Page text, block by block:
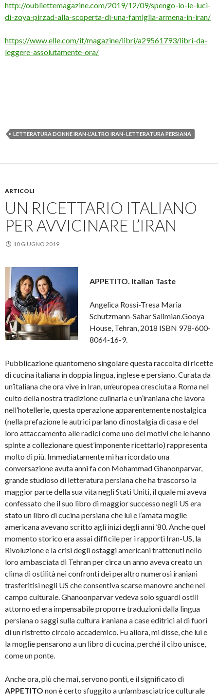
http://oubliettemagazine.com/2019/12/09/spengo-io-le-luci-
di-zoya-pirzad-alla-scoperta-di-una-famiglia-armena-in-iran/
https://www.elle.com/it/magazine/libri/a29561793/libri-da-
leggere-assolutamente-ora/
LETTERATURA DONNE IRAN-L'ALTRO IRAN- LETTERATURA PERSIANA
ARTICOLI
UN RICETTARIO ITALIANO
PER AVVICINARE L’IRAN
10 GIUGNO 2019
APPETITO. Italian Taste
Angelica Rossi-Tresa Maria
Schutzmann-Sahar Salimian.Gooya
House, Tehran, 2018 ISBN 978-600-
8064-16-9.
Pubblicazione quantomeno singolare questa raccolta di ricette
di cucina italiana in doppia lingua, inglese e persiano. Curata da
un’italiana che ora vive in Iran, un’europea cresciuta a Roma nel
culto della nostra tradizione culinaria e un’iraniana che lavora
nell’hotellerie, questa operazione apparentemente nostalgica
(nella prefazione le autrici parlano di nostalgia di casa e del
loro attaccamento alle radici come uno dei motivi che le hanno
spinte a collezionare quest’imponente ricettario) rappresenta
molto di più. Immediatamente mi ha ricordato una
conversazione avuta anni fa con Mohammad Ghanonparvar,
grande studioso di letteratura persiana che ha trascorso la
maggior parte della sua vita negli Stati Uniti, il quale mi aveva
confessato che il suo libro di maggior successo negli US era
stato un libro di cucina persiana che lui e l’amata moglie
americana avevano scritto agli inizi degli anni ’80. Anche quel
momento storico era assai difficile per i rapporti Iran-US, la
Rivoluzione e la crisi degli ostaggi americani trattenuti nello
loro ambasciata di Tehran per circa un anno aveva creato un
clima di ostilità nei confronti dei peraltro numerosi iraniani
trasferitisi negli US che consentiva scarse manovre anche nel
campo culturale. Ghanoonparvar vedeva solo sguardi ostili
attorno ed era impensabile proporre traduzioni dalla lingua
persiana o saggi sulla cultura iraniana a case editrici al di fuori
di un ristretto circolo accademico. Fu allora, mi disse, che lui e
la moglie pensarono a un libro di cucina, perché il cibo unisce,
come un ponte.
Anche ora, più che mai, servono ponti, e il significato di
APPETITO non è certo sfuggito a un’ambasciatrice culturale